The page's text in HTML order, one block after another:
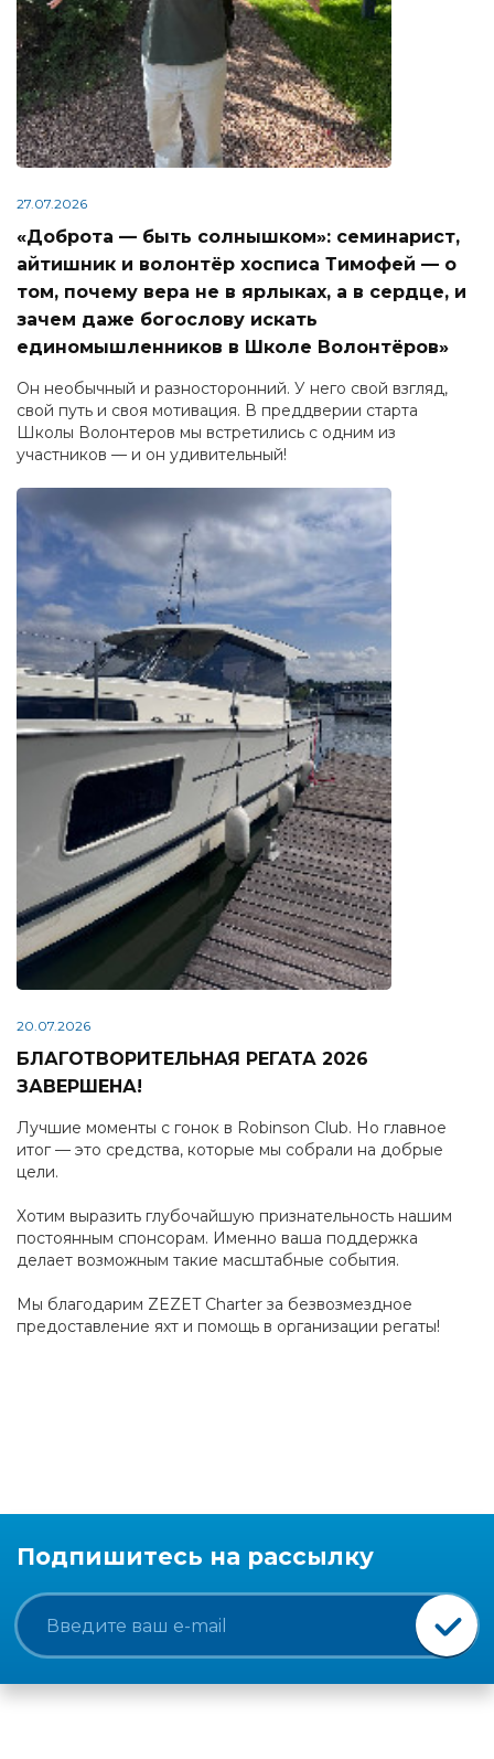
27.07.2026
«Доброта — быть солнышком»: семинарист,
айтишник и волонтёр хосписа Тимофей — о
том, почему вера не в ярлыках, а в сердце, и
зачем даже богослову искать
единомышленников в Школе Волонтёров»
Он необычный и разносторонний. У него свой взгляд,
свой путь и своя мотивация. В преддверии старта
Школы Волонтеров мы встретились с одним из
участников — и он удивительный!
20.07.2026
БЛАГОТВОРИТЕЛЬНАЯ РЕГАТА 2026
ЗАВЕРШЕНА!
Лучшие моменты с гонок в Robinson Club. Но главное
итог — это средства, которые мы собрали на добрые
цели.
Хотим выразить глубочайшую признательность нашим
постоянным спонсорам. Именно ваша поддержка
делает возможным такие масштабные события.
Мы благодарим ZEZET Charter за безвозмездное
предоставление яхт и помощь в организации регаты!
Подпишитесь на рассылку